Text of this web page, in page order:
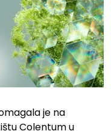
je na
Colentum u